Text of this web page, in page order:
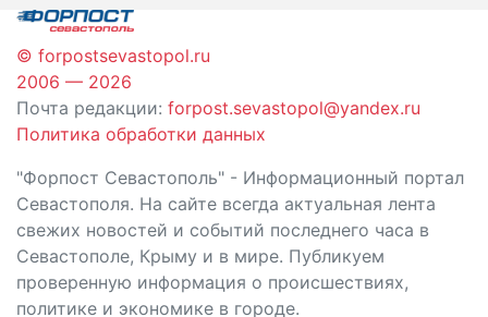
© forpostsevastopol.ru
2006 — 2026
Почта редакции: forpost.sevastopol@yandex.ru
Политика обработки данных
"Форпост Севастополь" - Информационный портал
Севастополя. На сайте всегда актуальная лента
свежих новостей и событий последнего часа в
Севастополе, Крыму и в мире. Публикуем
проверенную информация о происшествиях,
политике и экономике в городе.